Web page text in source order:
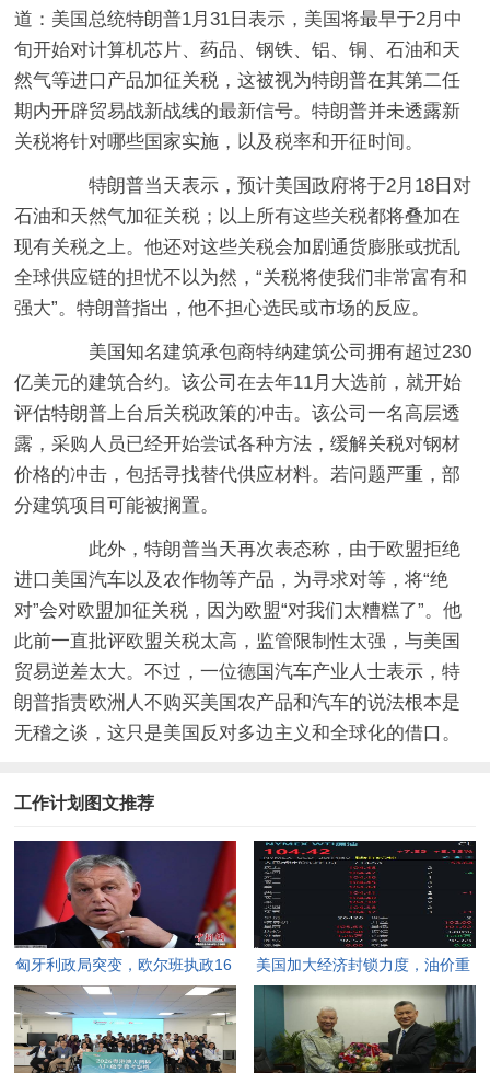
道：美国总统特朗普1月31日表示，美国将最早于2月中
旬开始对计算机芯片、药品、钢铁、铝、铜、石油和天
然气等进口产品加征关税，这被视为特朗普在其第二任
期内开辟贸易战新战线的最新信号。特朗普并未透露新
关税将针对哪些国家实施，以及税率和开征时间。
特朗普当天表示，预计美国政府将于2月18日对
石油和天然气加征关税；以上所有这些关税都将叠加在
现有关税之上。他还对这些关税会加剧通货膨胀或扰乱
全球供应链的担忧不以为然，“关税将使我们非常富有和
强大”。特朗普指出，他不担心选民或市场的反应。
美国知名建筑承包商特纳建筑公司拥有超过230
亿美元的建筑合约。该公司在去年11月大选前，就开始
评估特朗普上台后关税政策的冲击。该公司一名高层透
露，采购人员已经开始尝试各种方法，缓解关税对钢材
价格的冲击，包括寻找替代供应材料。若问题严重，部
分建筑项目可能被搁置。
此外，特朗普当天再次表态称，由于欧盟拒绝
进口美国汽车以及农作物等产品，为寻求对等，将“绝
对”会对欧盟加征关税，因为欧盟“对我们太糟糕了”。他
此前一直批评欧盟关税太高，监管限制性太强，与美国
贸易逆差太大。不过，一位德国汽车产业人士表示，特
朗普指责欧洲人不购买美国农产品和汽车的说法根本是
无稽之谈，这只是美国反对多边主义和全球化的借口。
工作计划图文推荐
匈牙利政局突变，欧尔班执政16
年终结。
美国加大经济封锁力度，油价重
返100美元高点，黄金价格急
跌，日韩主要股指开盘走低。